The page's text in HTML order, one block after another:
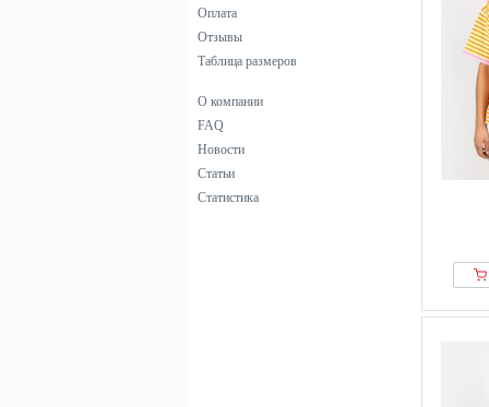
Оплата
Отзывы
Таблица размеров
О компании
FAQ
Новости
Статьи
Статистика